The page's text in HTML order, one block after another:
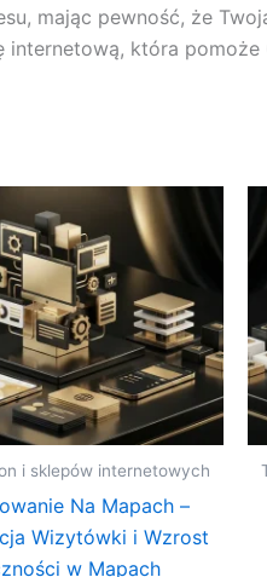
mając pewność, że
która
i sklepów internetowych
Na Mapach –
Wizytówki i Wzrost
w Mapach